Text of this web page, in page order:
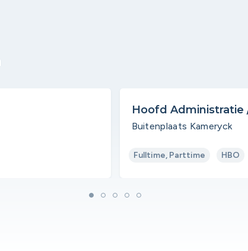
Hoofd Administratie
Buitenplaats Kameryck
Fulltime, Parttime HBO